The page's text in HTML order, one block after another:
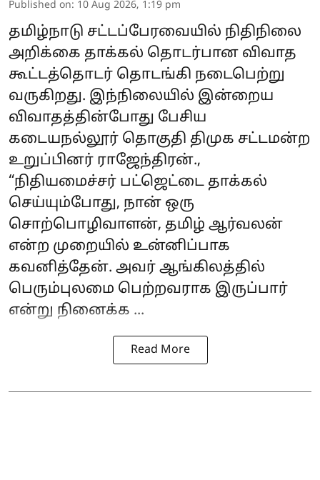
Published on: 10 Aug 2026, 1:19 pm
தமிழ்நாடு சட்டப்பேரவையில் நிதிநிலை
அறிக்கை தாக்கல் தொடர்பான விவாத
கூட்டத்தொடர் தொடங்கி நடைபெற்று
வருகிறது. இந்நிலையில் இன்றைய
விவாதத்தின்போது பேசிய
கடையநல்லூர் தொகுதி திமுக சட்டமன்ற
உறுப்பினர் ராஜேந்திரன்.,
“நிதியமைச்சர் பட்ஜெட்டை தாக்கல்
செய்யும்போது, நான் ஒரு
சொற்பொழிவாளன், தமிழ் ஆர்வலன்
என்ற முறையில் உன்னிப்பாக
கவனித்தேன். அவர் ஆங்கிலத்தில்
பெரும்புலமை பெற்றவராக இருப்பார்
என்று நினைக்க ...
Read More